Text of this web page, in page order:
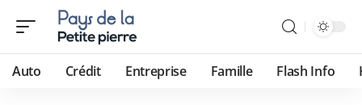
Auto Crédit Entreprise Famille Flash Info